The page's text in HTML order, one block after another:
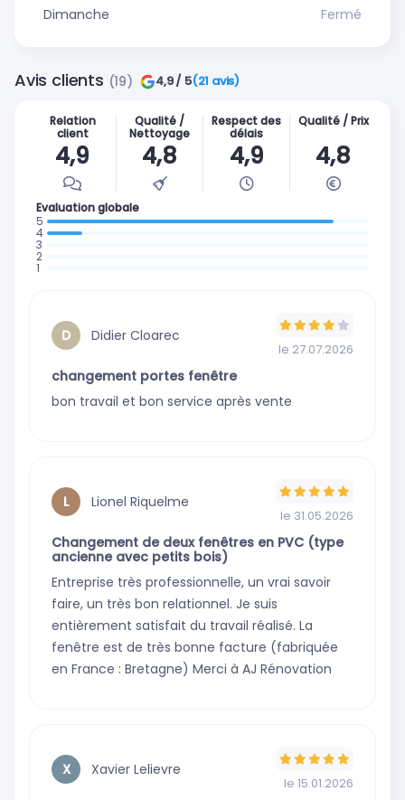
Dimanche Fermé
Avis clients (19) 4,9 / 5(21 avis)
Evaluation globale
avis
avis
Relation
client
4,9
Qualité /
Nettoyage
4,8
Respect des
délais
4,9
Qualité / Prix
4,8
D Didier Cloarec
le 27.07.2026
changement portes fenêtre
bon travail et bon service après vente
L Lionel Riquelme
le 31.05.2026
Changement de deux fenêtres en PVC (type
ancienne avec petits bois)
Entreprise très professionnelle, un vrai savoir
faire, un très bon relationnel. Je suis
entièrement satisfait du travail réalisé. La
fenêtre est de très bonne facture (fabriquée
en France : Bretagne) Merci à AJ Rénovation
X Xavier Lelievre
le 15.01.2026